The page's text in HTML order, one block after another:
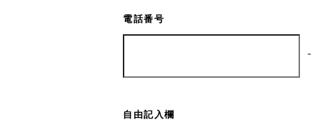
電話番号
-
自由記入欄